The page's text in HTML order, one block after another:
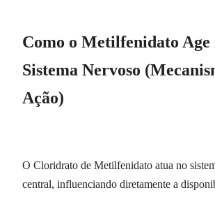
Como o Metilfenidato Age
Sistema Nervoso
Ação)
O Cloridrato de Metilfenidato atua no
central, influenciando diretamente a